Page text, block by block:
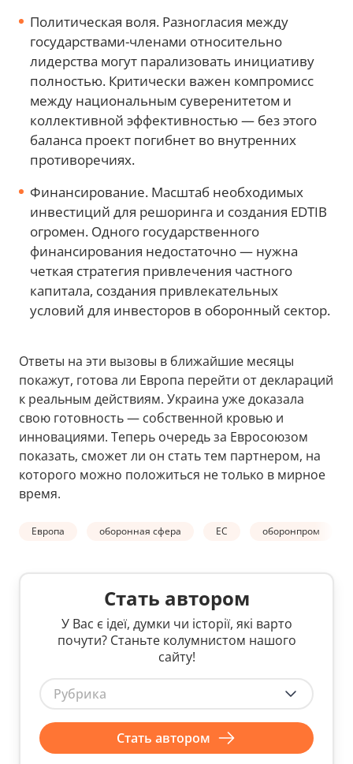
Политическая воля. Разногласия между
государствами-членами относительно
лидерства могут парализовать инициативу
полностью. Критически важен компромисс
между национальным суверенитетом и
коллективной эффективностью — без этого
баланса проект погибнет во внутренних
противоречиях.
Финансирование. Масштаб необходимых
инвестиций для решоринга и создания EDTIB
огромен. Одного государственного
финансирования недостаточно — нужна
четкая стратегия привлечения частного
капитала, создания привлекательных
условий для инвесторов в оборонный сектор.
Ответы на эти вызовы в ближайшие месяцы
покажут, готова ли Европа перейти от деклараций
к реальным действиям. Украина уже доказала
свою готовность — собственной кровью и
инновациями. Теперь очередь за Евросоюзом
показать, сможет ли он стать тем партнером, на
которого можно положиться не только в мирное
время.
Европа оборонная сфера ЕС оборонпром
Стать автором
У Вас є ідеї, думки чи історії, які варто
почути? Станьте колумнистом нашого
сайту!
Рубрика
Стать автором